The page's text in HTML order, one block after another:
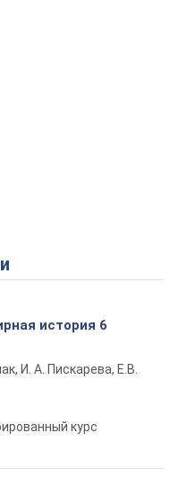
история 6
И. А. Пискарева, Е.В.
курс